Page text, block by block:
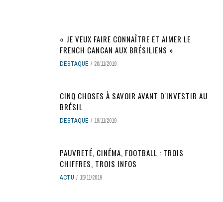
« JE VEUX FAIRE CONNAÎTRE ET AIMER LE
FRENCH CANCAN AUX BRÉSILIENS »
DESTAQUE 20/11/2019
CINQ CHOSES À SAVOIR AVANT D'INVESTIR AU
BRÉSIL
DESTAQUE 19/11/2019
PAUVRETÉ, CINÉMA, FOOTBALL : TROIS
CHIFFRES, TROIS INFOS
ACTU 15/11/2019